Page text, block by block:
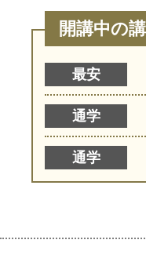
開講中の
最安
通学
通学